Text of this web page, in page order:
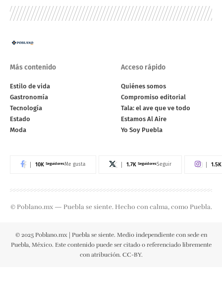
Más contenido
Estilo de vida
Gastronomía
Tecnología
Estado
Moda
Acceso rápido
Quiénes somos
Compromiso editorial
Tala: el ave que ve todo
Estamos Al Aire
Yo Soy Puebla
10K SeguidoresMe gusta 1.7K SeguidoresSeguir 1.5K
© Poblano.mx — Puebla se siente. Hecho con calma, como Puebla.
© 2025 Poblano.mx | Puebla se siente. Medio independiente con sede en
Puebla, México. Este contenido puede ser citado o referenciado libremente
con atribución. CC-BY.